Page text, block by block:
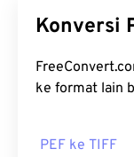
digital Pentax
menggunakan
menghasilkan
keuntungan
FreeConvert.com
ke format lain
PEF ke TIFF